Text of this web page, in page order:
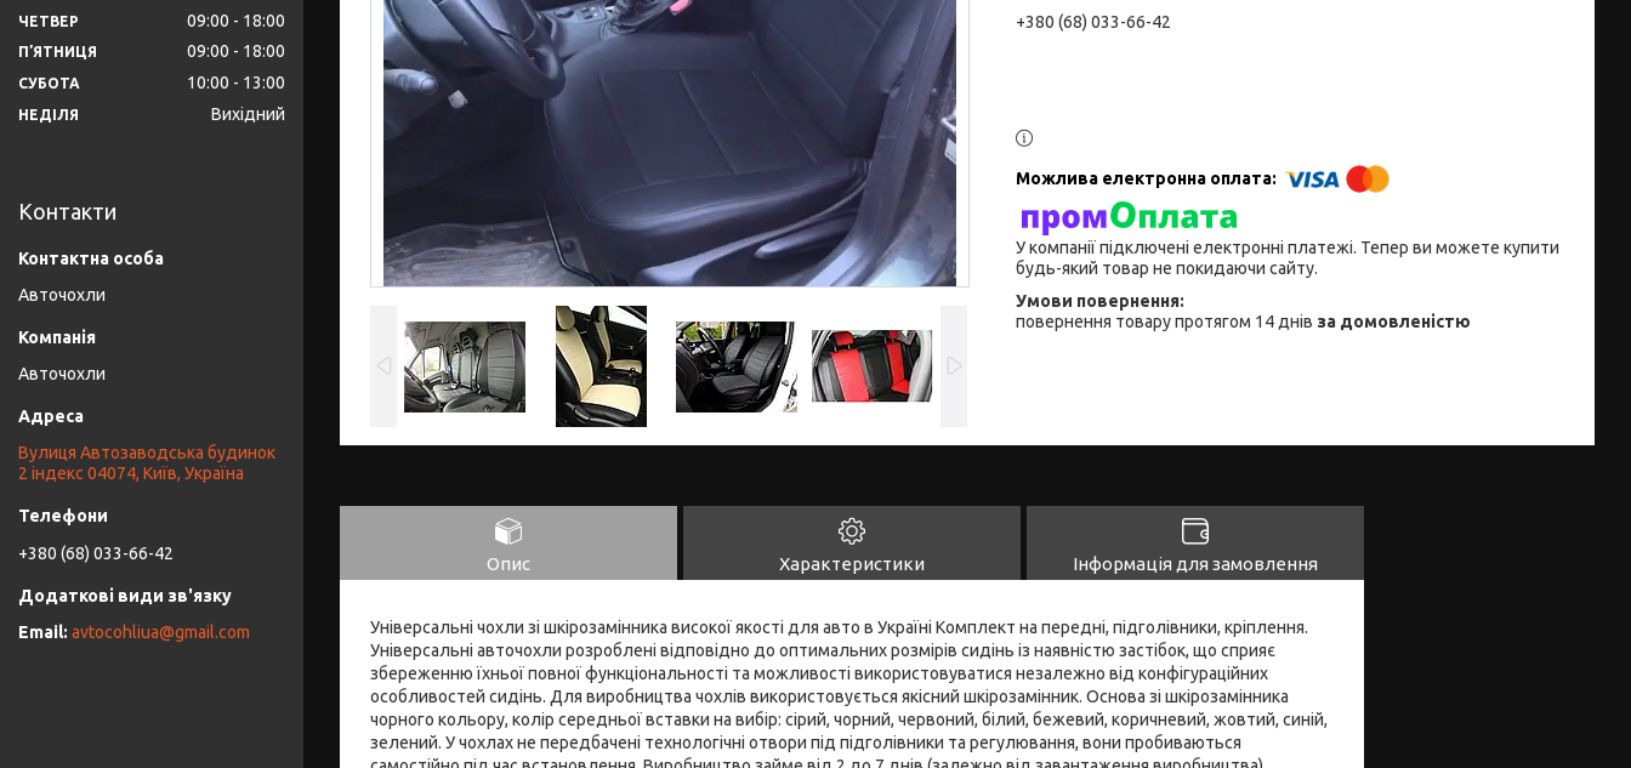
+380 (68) 033-66-42
У компанії підключені електронні платежі. Тепер ви можете купити
будь-який товар не покидаючи сайту.
повернення товару протягом 14 днів за домовленістю
Опис Характеристики Інформація для замовлення
Універсальні чохли зі шкірозамінника високої якості для авто в Україні Комплект на передні, підголівники, кріплення.
Універсальні авточохли розроблені відповідно до оптимальних розмірів сидінь із наявністю застібок, що сприяє
збереженню їхньої повної функціональності та можливості використовуватися незалежно від конфігураційних
особливостей сидінь. Для виробництва чохлів використовується якісний шкірозамінник. Основа зі шкірозамінника
чорного кольору, колір середньої вставки на вибір: сірий, чорний, червоний, білий, бежевий, коричневий, жовтий, синій,
зелений. У чохлах не передбачені технологічні отвори під підголівники та регулювання, вони пробиваються
ЧЕТВЕР 09:00 18:00
ПʼЯТНИЦЯ 09:00 18:00
СУБОТА 10:00 13:00
НЕДІЛЯ Вихідний
Контакти
Авточохли
Авточохли
Вулиця Автозаводська будинок
2 індекс 04074, Київ, Україна
+380 (68) 033-66-42
avtocohliua@gmail.com